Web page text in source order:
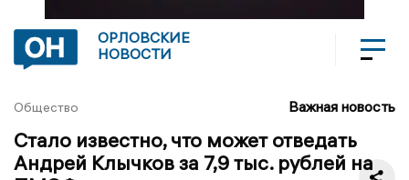
ОРЛОВСКИЕ
НОВОСТИ
Общество Важная новость
Стало известно, что может отведать
Андрей Клычков за 7,9 тыс. рублей на